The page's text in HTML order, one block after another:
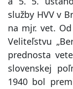
služby HVV v
na mjr. vet.
Veliteľstvu
prednosta
slovenskej
1940 bol